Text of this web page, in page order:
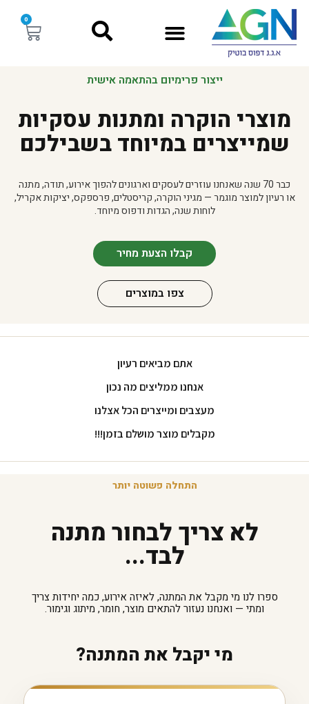
0
ייצור פרימיום בהתאמה אישית
מוצרי הוקרה ומתנות עסקיות
שמייצרים במיוחד בשבילכם
כבר 70 שנה שאנחנו עוזרים לעסקים וארגונים להפוך אירוע, תודה, מתנה
או רעיון למוצר מוגמר — מגיני הוקרה, קריסטלים, פרספקס, יציקות אקריל,
לוחות שנה, הגדות ודפוס מיוחד.
קבלו הצעת מחיר
צפו במוצרים
אתם מביאים רעיון
אנחנו ממליצים מה נכון
מעצבים ומייצרים הכל אצלנו
מקבלים מוצר מושלם בזמן!!!
התחלה פשוטה יותר
לא צריך לבחור מתנה
לבד...
ספרו לנו מי מקבל את המתנה, לאיזה אירוע, כמה יחידות צריך
ומתי — ואנחנו נעזור להתאים מוצר, חומר, מיתוג וגימור.
מי יקבל את המתנה?